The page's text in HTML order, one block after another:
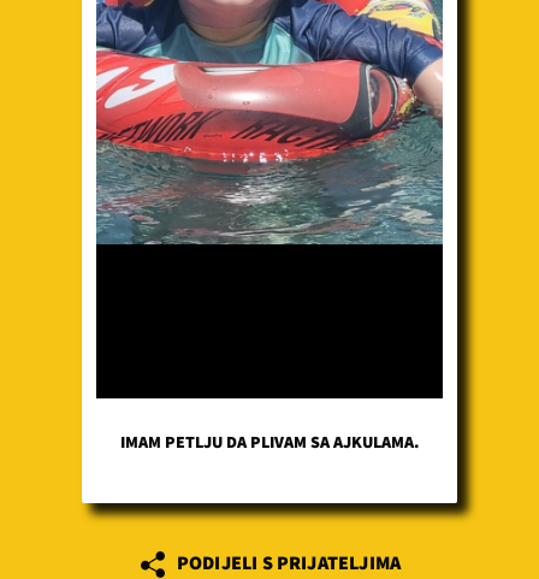
IMAM PETLJU DA PLIVAM SA AJKULAMA.
PODIJELI S PRIJATELJIMA